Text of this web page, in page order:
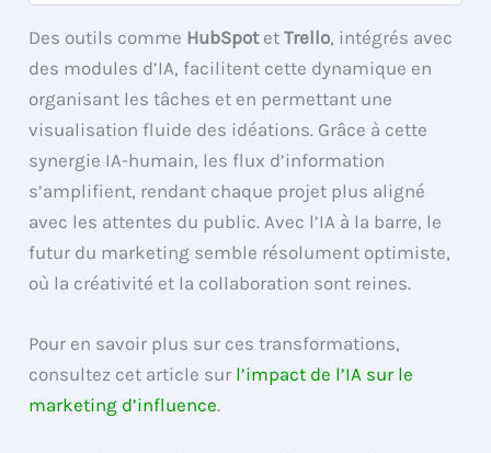
Des outils comme HubSpotetTrello, intégrés avec
des modules d’IA, facilitent cette dynamique en
organisant les tâches et en permettant une
visualisation fluide des idéations. Grâce à cette
synergie IA-humain, les flux d’information
s’amplifient, rendant chaque projet plus aligné
avec les attentes du public. Avec l’IA à la barre, le
futur du marketing semble résolument optimiste,
où la créativité et la collaboration sont reines.
Pour en savoir plus sur ces transformations,
consultez cet article sur l’impact de l’IA sur le
marketing d’influence.